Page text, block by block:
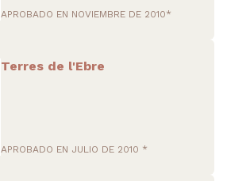
APROBADO EN NOVIEMBRE DE 2010*
Terres de l'Ebre
APROBADO EN JULIO DE 2010 *